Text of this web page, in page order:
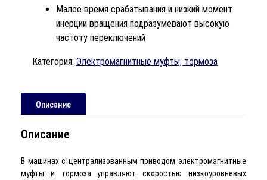
Малое время срабатывания и низкий момент
инерции вращения подразумевают высокую
частоту переключений
Категория: Электромагнитные муфты, тормоза
Описание
Описание
В машинах с централизованным приводом электромагнитные
муфты и тормоза управляют скоростью низкоуровневых